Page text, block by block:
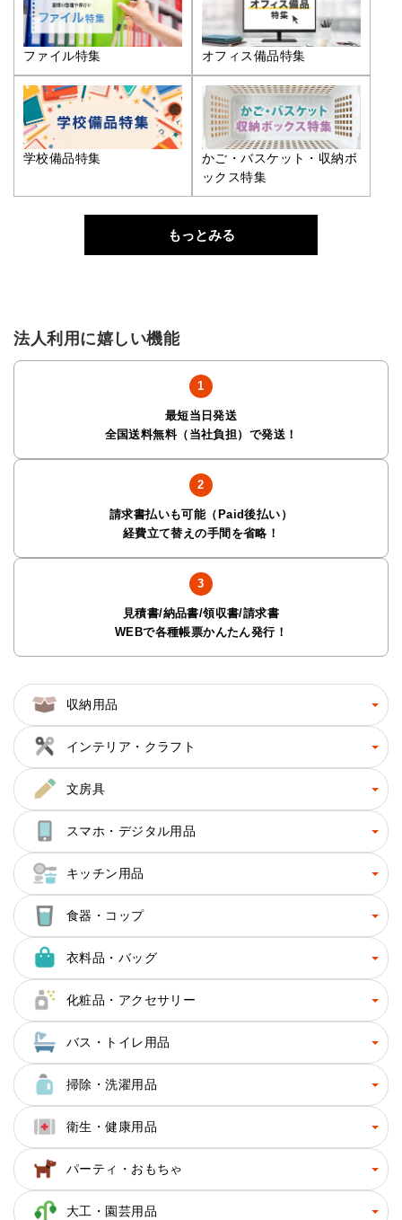
ファイル特集 オフィス備品特集
学校備品特集
かご・バスケット・収納ボ
ックス特集
もっとみる
法人利用に嬉しい機能
最短当日発送
全国送料無料（当社負担）で発送！
請求書払いも可能（Paid後払い）
経費立て替えの手間を省略！
見積書/納品書/領収書/請求書
WEBで各種帳票かんたん発行！
収納用品
インテリア・クラフト
文房具
スマホ・デジタル用品
キッチン用品
食器・コップ
衣料品・バッグ
化粧品・アクセサリー
バス・トイレ用品
掃除・洗濯用品
衛生・健康用品
パーティ・おもちゃ
大工・園芸用品